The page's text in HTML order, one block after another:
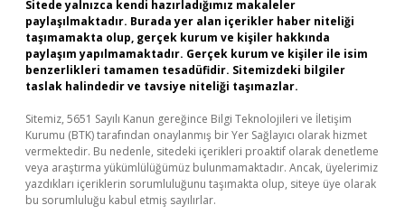
Sitede yalnızca kendi hazırladığımız makaleler
paylaşılmaktadır. Burada yer alan içerikler haber niteliği
taşımamakta olup, gerçek kurum ve kişiler hakkında
paylaşım yapılmamaktadır. Gerçek kurum ve kişiler ile isim
benzerlikleri tamamen tesadüfidir. Sitemizdeki bilgiler
taslak halindedir ve tavsiye niteliği taşımazlar.
Sitemiz, 5651 Sayılı Kanun gereğince Bilgi Teknolojileri ve İletişim
Kurumu (BTK) tarafından onaylanmış bir Yer Sağlayıcı olarak hizmet
vermektedir. Bu nedenle, sitedeki içerikleri proaktif olarak denetleme
veya araştırma yükümlülüğümüz bulunmamaktadır. Ancak, üyelerimiz
yazdıkları içeriklerin sorumluluğunu taşımakta olup, siteye üye olarak
bu sorumluluğu kabul etmiş sayılırlar.